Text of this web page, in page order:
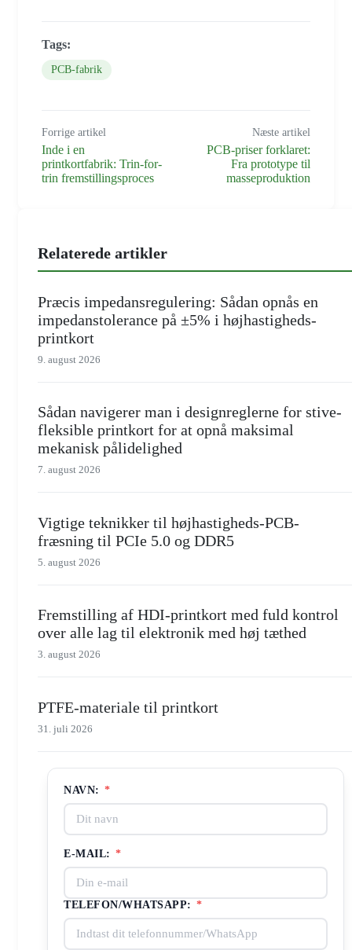
Tags:
PCB-fabrik
Forrige artikel
Inde i en
printkortfabrik: Trin-for-
trin fremstillingsproces
Næste artikel
PCB-priser forklaret:
Fra prototype til
masseproduktion
Relaterede artikler
Præcis impedansregulering: Sådan opnås en
impedanstolerance på ±5% i højhastigheds-
printkort
9. august 2026
Sådan navigerer man i designreglerne for stive-
fleksible printkort for at opnå maksimal
mekanisk pålidelighed
7. august 2026
Vigtige teknikker til højhastigheds-PCB-
fræsning til PCIe 5.0 og DDR5
5. august 2026
Fremstilling af HDI-printkort med fuld kontrol
over alle lag til elektronik med høj tæthed
3. august 2026
PTFE-materiale til printkort
31. juli 2026
NAVN: *
E-MAIL: *
TELEFON/WHATSAPP: *